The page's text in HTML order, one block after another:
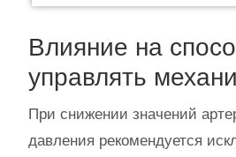
Влияние на
управлять
При снижении значений
давления рекомендуется